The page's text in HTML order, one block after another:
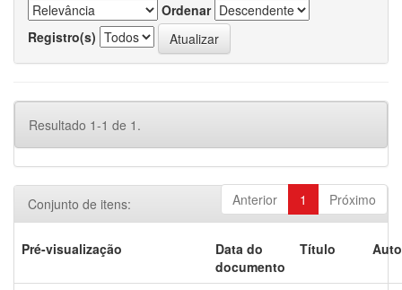
Ordenar
Registro(s)
Resultado 1-1 de 1.
Anterior 1 Próximo
Conjunto de itens:
Pré-visualização
Data do
documento
Título